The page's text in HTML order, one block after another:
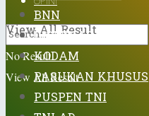
No Result
View All Result
View All Result
BNN
DISPENAD
KODAM
PASUKAN KHUSUS
PUSPEN TNI